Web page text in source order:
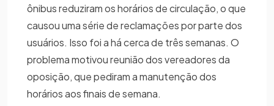
ônibus reduziram os horários de circulação, o que
causou uma série de reclamações por parte dos
usuários. Isso foi a há cerca de três semanas. O
problema motivou reunião dos vereadores da
oposição, que pediram a manutenção dos
horários aos finais de semana.